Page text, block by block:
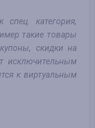
спец. категория,
такие товары
скидки на
исключительным
к виртуальным